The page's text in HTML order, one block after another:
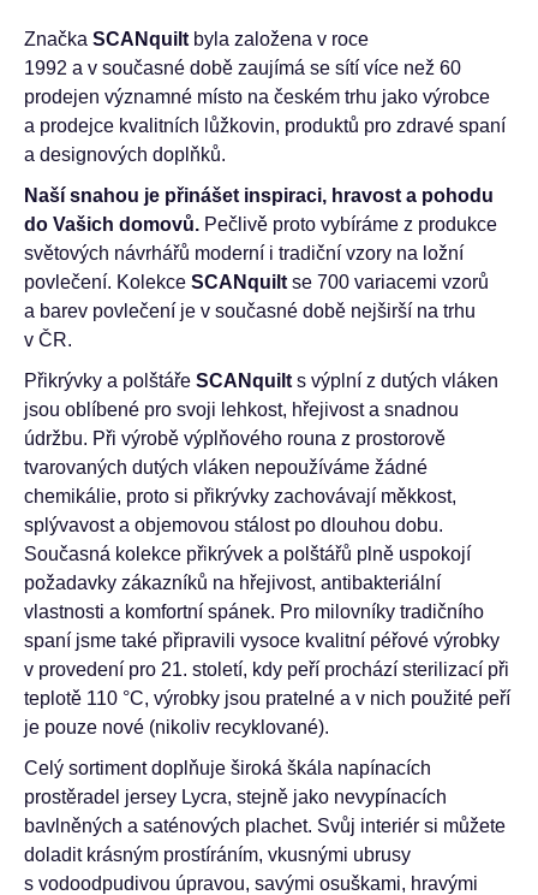
Značka SCANquilt byla založena v roce
1992 a v současné době zaujímá se sítí více než 60
prodejen významné místo na českém trhu jako výrobce
a prodejce kvalitních lůžkovin, produktů pro zdravé spaní
a designových doplňků.
Naší snahou je přinášet inspiraci, hravost a pohodu
do Vašich domovů. Pečlivě proto vybíráme z produkce
světových návrhářů moderní i tradiční vzory na ložní
povlečení. Kolekce SCANquilt se 700 variacemi vzorů
a barev povlečení je v současné době nejširší na trhu
v ČR.
Přikrývky a polštáře SCANquilt s výplní z dutých vláken
jsou oblíbené pro svoji lehkost, hřejivost a snadnou
údržbu. Při výrobě výplňového rouna z prostorově
tvarovaných dutých vláken nepoužíváme žádné
chemikálie, proto si přikrývky zachovávají měkkost,
splývavost a objemovou stálost po dlouhou dobu.
Současná kolekce přikrývek a polštářů plně uspokojí
požadavky zákazníků na hřejivost, antibakteriální
vlastnosti a komfortní spánek. Pro milovníky tradičního
spaní jsme také připravili vysoce kvalitní péřové výrobky
v provedení pro 21. století, kdy peří prochází sterilizací při
teplotě 110 °C, výrobky jsou pratelné a v nich použité peří
je pouze nové (nikoliv recyklované).
Celý sortiment doplňuje široká škála napínacích
prostěradel jersey Lycra, stejně jako nevypínacích
bavlněných a saténových plachet. Svůj interiér si můžete
doladit krásným prostíráním, vkusnými ubrusy
s vodoodpudivou úpravou, savými osuškami, hravými